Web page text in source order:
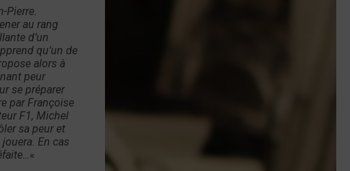
Pierre.
au rang
d’un
qu’un de
alors à
peur
se préparer
par Françoise
F1, Michel
sa peur et
En cas
«